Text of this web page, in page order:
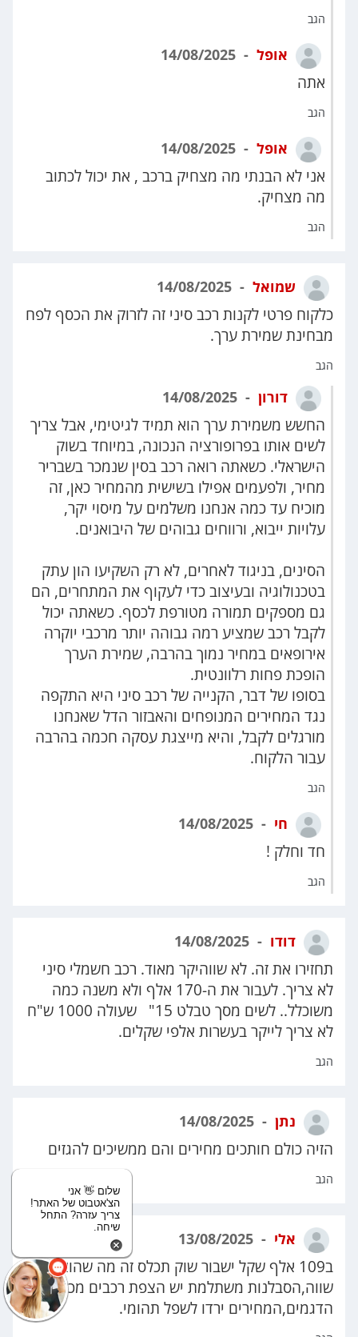
הגב
אופל
אתה
הגב
אופל
אני לא הבנתי מה מצחיק ברכב , את יכול לכתוב
מה מצחיק.
הגב
שמואל
כלקוח פרטי לקנות רכב סיני זה לזרוק את הכסף לפח
מבחינת שמירת ערך.
הגב
דורון
החשש משמירת ערך הוא תמיד לגיטימי, אבל צריך
לשים אותו בפרופורציה הנכונה, במיוחד בשוק
הישראלי. כשאתה רואה רכב בסין שנמכר בשבריר
מחיר, ולפעמים אפילו בשישית מהמחיר כאן, זה
מוכיח עד כמה אנחנו משלמים על מיסוי יקר,
עלויות ייבוא, ורווחים גבוהים של היבואנים.
הסינים, בניגוד לאחרים, לא רק השקיעו הון עתק
בטכנולוגיה ובעיצוב כדי לעקוף את המתחרים, הם
גם מספקים תמורה מטורפת לכסף. כשאתה יכול
לקבל רכב שמציע רמה גבוהה יותר מרכבי יוקרה
אירופאים במחיר נמוך בהרבה, שמירת הערך
הופכת פחות רלוונטית.
בסופו של דבר, הקנייה של רכב סיני היא התקפה
נגד המחירים המנופחים והאבזור הדל שאנחנו
מורגלים לקבל, והיא מייצגת עסקה חכמה בהרבה
עבור הלקוח.
הגב
חי
חד וחלק !
הגב
דודו
תחזירו את זה. לא שווהיקר מאוד. רכב חשמלי סיני
לא צריך. לעבור את ה-170 אלף ולא משנה כמה
משוכלל.. לשים מסך טבלט 15" שעולה 1000 ש"ח
לא צריך לייקר בעשרות אלפי שקלים.
הגב
נתן
הזיה כולם חותכים מחירים והם ממשיכים להגזים
הגב
אלי
ב109 אלף שקל ישבור שוק תכלס זה מה שהוא
שווה,הסבלנות משתלמת יש הצפת רכבים מכל
הדגמים,המחירים ירדו לשפל תהומי.
שלום 👋 אני
הצ'אטבוט של האתר!
צריך עזרה? התחל
שיחה.